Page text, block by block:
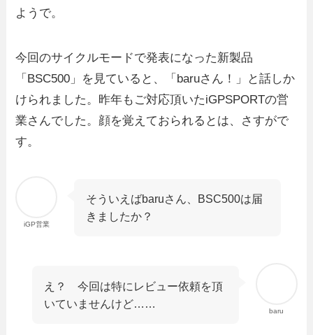
ようで。
今回のサイクルモードで発表になった新製品
「BSC500」を見ていると、「baruさん！」と話しか
けられました。昨年もご対応頂いたiGPSPORTの営
業さんでした。顔を覚えておられるとは、さすがで
す。
iGP営業
そういえばbaruさん、BSC500は届
きましたか？
baru
え？ 今回は特にレビュー依頼を頂
いていませんけど……